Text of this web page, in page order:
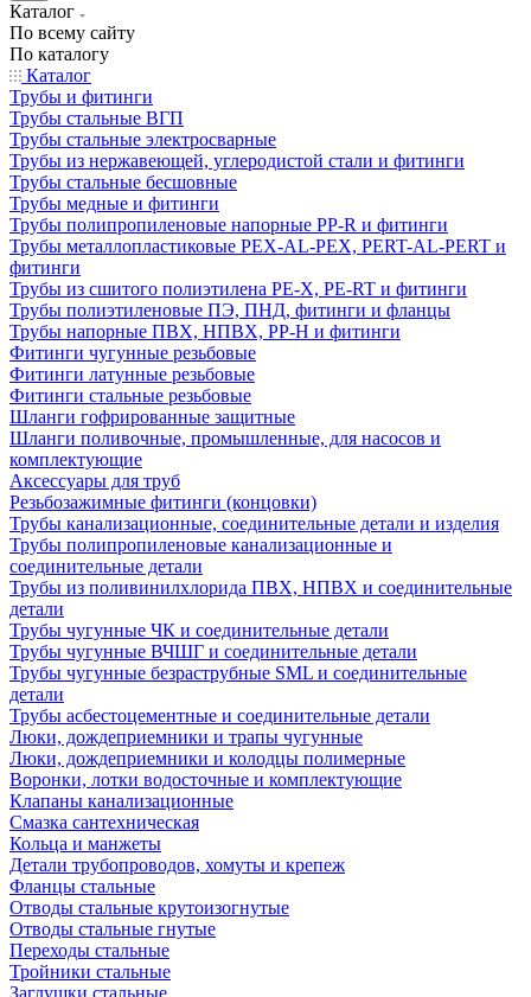
Каталог
По всему сайту
По каталогу
Каталог
Трубы и фитинги
Трубы стальные ВГП
Трубы стальные электросварные
Трубы из нержавеющей, углеродистой стали и фитинги
Трубы стальные бесшовные
Трубы медные и фитинги
Трубы полипропиленовые напорные PP-R и фитинги
Трубы металлопластиковые PEX-AL-PEX, PERT-AL-PERT и
фитинги
Трубы из сшитого полиэтилена PE-X, PE-RT и фитинги
Трубы полиэтиленовые ПЭ, ПНД, фитинги и фланцы
Трубы напорные ПВХ, НПВХ, PP-H и фитинги
Фитинги чугунные резьбовые
Фитинги латунные резьбовые
Фитинги стальные резьбовые
Шланги гофрированные защитные
Шланги поливочные, промышленные, для насосов и
комплектующие
Аксессуары для труб
Резьбозажимные фитинги (концовки)
Трубы канализационные, соединительные детали и изделия
Трубы полипропиленовые канализационные и
соединительные детали
Трубы из поливинилхлорида ПВХ, НПВХ и соединительные
детали
Трубы чугунные ЧК и соединительные детали
Трубы чугунные ВЧШГ и соединительные детали
Трубы чугунные безраструбные SML и соединительные
детали
Трубы асбестоцементные и соединительные детали
Люки, дождеприемники и трапы чугунные
Люки, дождеприемники и колодцы полимерные
Воронки, лотки водосточные и комплектующие
Клапаны канализационные
Смазка сантехническая
Кольца и манжеты
Детали трубопроводов, хомуты и крепеж
Фланцы стальные
Отводы стальные крутоизогнутые
Отводы стальные гнутые
Переходы стальные
Тройники стальные
Заглушки стальные